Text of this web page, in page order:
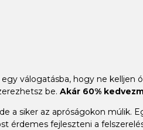
válogatásba, hogy ne
be. Akár 60%
a siker az apróságokon
érdemes fejleszteni a